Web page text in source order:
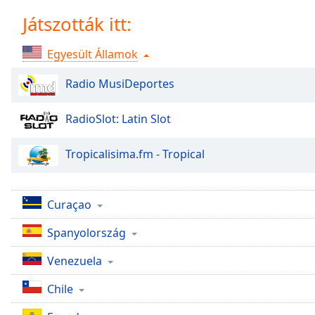
Chapters
Descriptions
descriptions
off,
selected
Subtitles
subtitles
opens
subtitles
settings
dialog
subtitles
off,
selected
Játszották itt:
Egyesült Államok
Radio MusiDeportes
RadioSlot: Latin Slot
Tropicalisima.fm - Tropical
Curaçao
Spanyolország
Venezuela
Chile